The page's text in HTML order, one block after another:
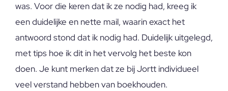
was. Voor die keren dat ik ze nodig had, kreeg ik
een duidelijke en nette mail, waarin exact het
antwoord stond dat ik nodig had. Duidelijk uitgelegd,
met tips hoe ik dit in het vervolg het beste kon
doen. Je kunt merken dat ze bij Jortt individueel
veel verstand hebben van boekhouden.